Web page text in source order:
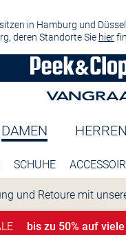
in Hamburg und
deren Standorte Sie hier
DAMEN HERREN
SCHUHE
und Retoure mit
bis zu 50% auf